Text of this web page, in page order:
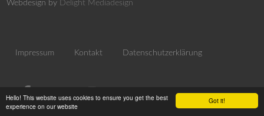
Got it!
Hello! This website uses cookies to ensure you get the best
experience on our website
Webdesign by Delight Mediadesign
Impressum Kontakt Datenschutzerklärung